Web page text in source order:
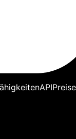
APIPreise